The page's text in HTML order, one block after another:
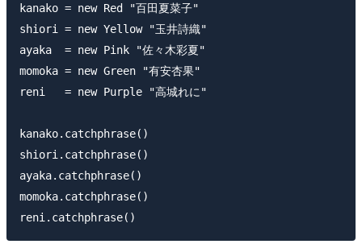
kanako = new Red "百田夏菜子"
shiori = new Yellow "玉井詩織"
ayaka  = new Pink "佐々木彩夏"
momoka = new Green "有安杏果"
reni   = new Purple "高城れに"
kanako.catchphrase()
shiori.catchphrase()
ayaka.catchphrase()
momoka.catchphrase()